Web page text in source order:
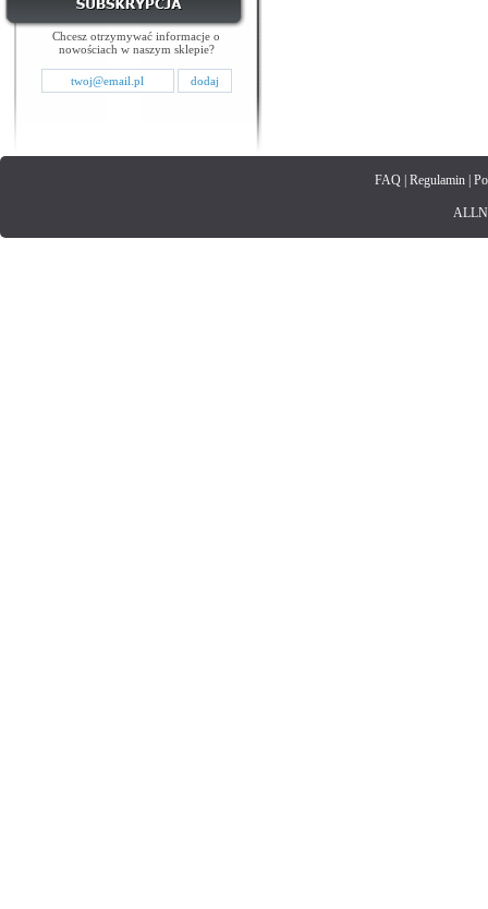
Chcesz otrzymywać informacje o
nowościach w naszym sklepie?
FAQ| Regulamin|